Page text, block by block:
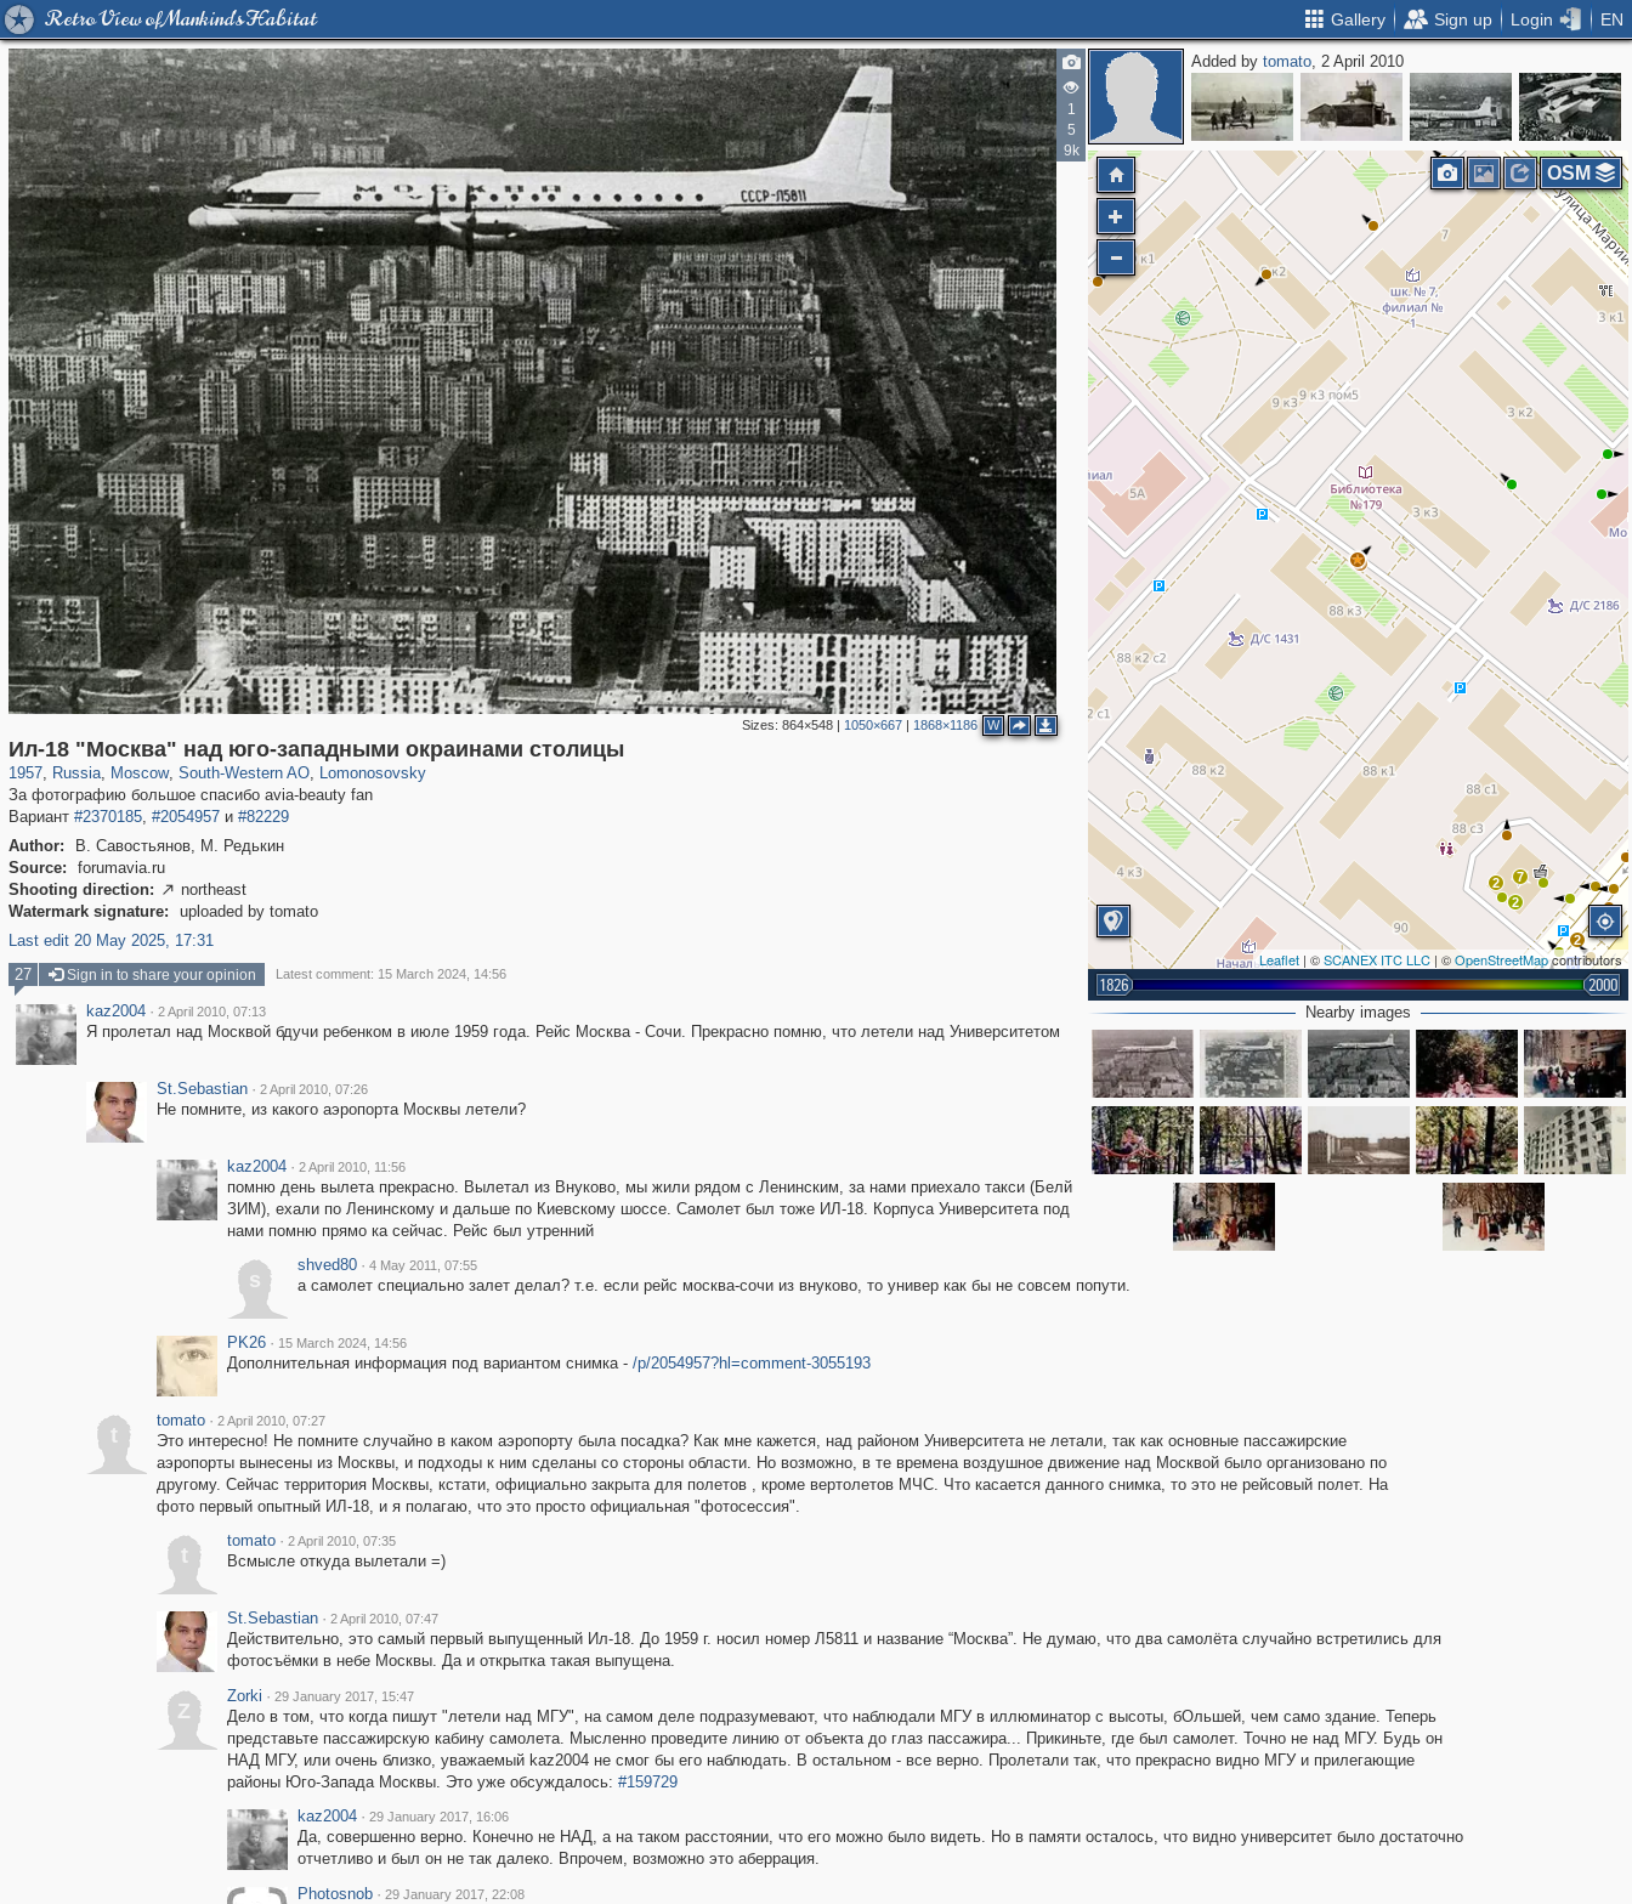
Retro View of Mankind's Habitat Gallery Sign up Login EN
1
5
9k
Sizes: 864×548| 1050×667| 1868×1186 W
Ил-18 "Москва" над юго-западными окраинами столицы
1957, Russia
1,405,779 29,243
, Moscow
319,716 8,286
, South-Western AO
12,410 76
, Lomonosovsky
697 4
За фотографию большое спасибо avia-beauty fan
Вариант #2370185, #2054957и #82229
Author:
В. Савостьянов, М. Редькин
Source:
forumavia.ru
Shooting direction:  northeast
Watermark signature:
uploaded by tomato
Last edit 20 May 2025, 17:31
Added bytomato, 2 April 2010
2
2
7
2
4
Leaflet | ©SCANEX ITC LLC | ©OpenStreetMapcontributors
1826 2000
OSM
Nearby images
27 Sign in to share your opinion Latest comment: 15 March 2024, 14:56
kaz2004 · 2 April 2010, 07:13
Я пролетал над Москвой бдучи ребенком в июле 1959 года. Рейс Москва - Сочи. Прекрасно помню, что летели над Университетом
St.Sebastian · 2 April 2010, 07:26
Не помните, из какого аэропорта Москвы летели?
kaz2004 · 2 April 2010, 11:56
помню день вылета прекрасно. Вылетал из Внуково, мы жили рядом с Ленинским, за нами приехало такси (Белй
ЗИМ), ехали по Ленинскому и дальше по Киевскому шоссе. Самолет был тоже ИЛ-18. Корпуса Университета под
нами помню прямо ка сейчас. Рейс был утренний
s
shved80 · 4 May 2011, 07:55
а самолет специально залет делал? т.е. если рейс москва-сочи из внуково, то универ как бы не совсем попути.
PK26 · 15 March 2024, 14:56
Дополнительная информация под вариантом снимка - /p/2054957?hl=comment-3055193
t
tomato · 2 April 2010, 07:27
Это интересно! Не помните случайно в каком аэропорту была посадка? Как мне кажется, над районом Университета не летали, так как основные пассажирские
аэропорты вынесены из Москвы, и подходы к ним сделаны со стороны области. Но возможно, в те времена воздушное движение над Москвой было организовано по
другому. Сейчас территория Москвы, кстати, официально закрыта для полетов , кроме вертолетов МЧС. Что касается данного снимка, то это не рейсовый полет. На
фото первый опытный ИЛ-18, и я полагаю, что это просто официальная "фотосессия".
t
tomato · 2 April 2010, 07:35
Всмысле откуда вылетали =)
St.Sebastian · 2 April 2010, 07:47
Действительно, это самый первый выпущенный Ил-18. До 1959 г. носил номер Л5811 и название “Москва”. Не думаю, что два самолёта случайно встретились для
фотосъёмки в небе Москвы. Да и открытка такая выпущена.
Z
Zorki · 29 January 2017, 15:47
Дело в том, что когда пишут "летели над МГУ", на самом деле подразумевают, что наблюдали МГУ в иллюминатор с высоты, бОльшей, чем само здание. Теперь
представьте пассажирскую кабину самолета. Мысленно проведите линию от объекта до глаз пассажира... Прикиньте, где был самолет. Точно не над МГУ. Будь он
НАД МГУ, или очень близко, уважаемый kaz2004 не смог бы его наблюдать. В остальном - все верно. Пролетали так, что прекрасно видно МГУ и прилегающие
районы Юго-Запада Москвы. Это уже обсуждалось: #159729
kaz2004 · 29 January 2017, 16:06
Да, совершенно верно. Конечно не НАД, а на таком расстоянии, что его можно было видеть. Но в памяти осталось, что видно университет было достаточно
отчетливо и был он не так далеко. Впрочем, возможно это аберрация.
Photosnob · 29 January 2017, 22:08